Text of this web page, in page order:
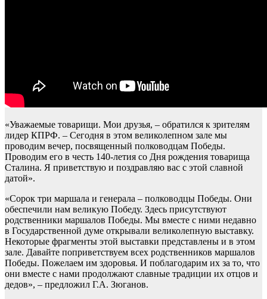
«Уважаемые товарищи. Мои друзья, – обратился к зрителям
лидер КПРФ. – Сегодня в этом великолепном зале мы
проводим вечер, посвященный полководцам Победы.
Проводим его в честь 140-летия со Дня рождения товарища
Сталина. Я приветствую и поздравляю вас с этой славной
датой».
«Сорок три маршала и генерала – полководцы Победы. Они
обеспечили нам великую Победу. Здесь присутствуют
родственники маршалов Победы. Мы вместе с ними недавно
в Государственной думе открывали великолепную выставку.
Некоторые фрагменты этой выставки представлены и в этом
зале. Давайте поприветствуем всех родственников маршалов
Победы. Пожелаем им здоровья. И поблагодарим их за то, что
они вместе с нами продолжают славные традиции их отцов и
дедов», – предложил Г.А. Зюганов.